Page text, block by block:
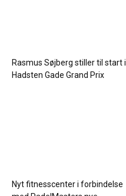
Rasmus Søjberg stiller til start i
Hadsten Gade Grand Prix
Nyt fitnesscenter i forbindelse